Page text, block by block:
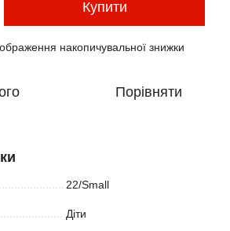
Купити
накопичувальної знижки
Порівняти
22/Small
Діти